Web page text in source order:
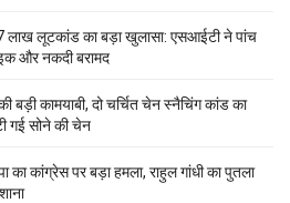
लाख लूटकांड का बड़ा खुलासा: एसआईटी ने पांच
और नकदी बरामद
बड़ी कामयाबी, दो चर्चित चेन स्नैचिंग कांड का
गई सोने की चेन
का कांग्रेस पर बड़ा हमला, राहुल गांधी का पुतला